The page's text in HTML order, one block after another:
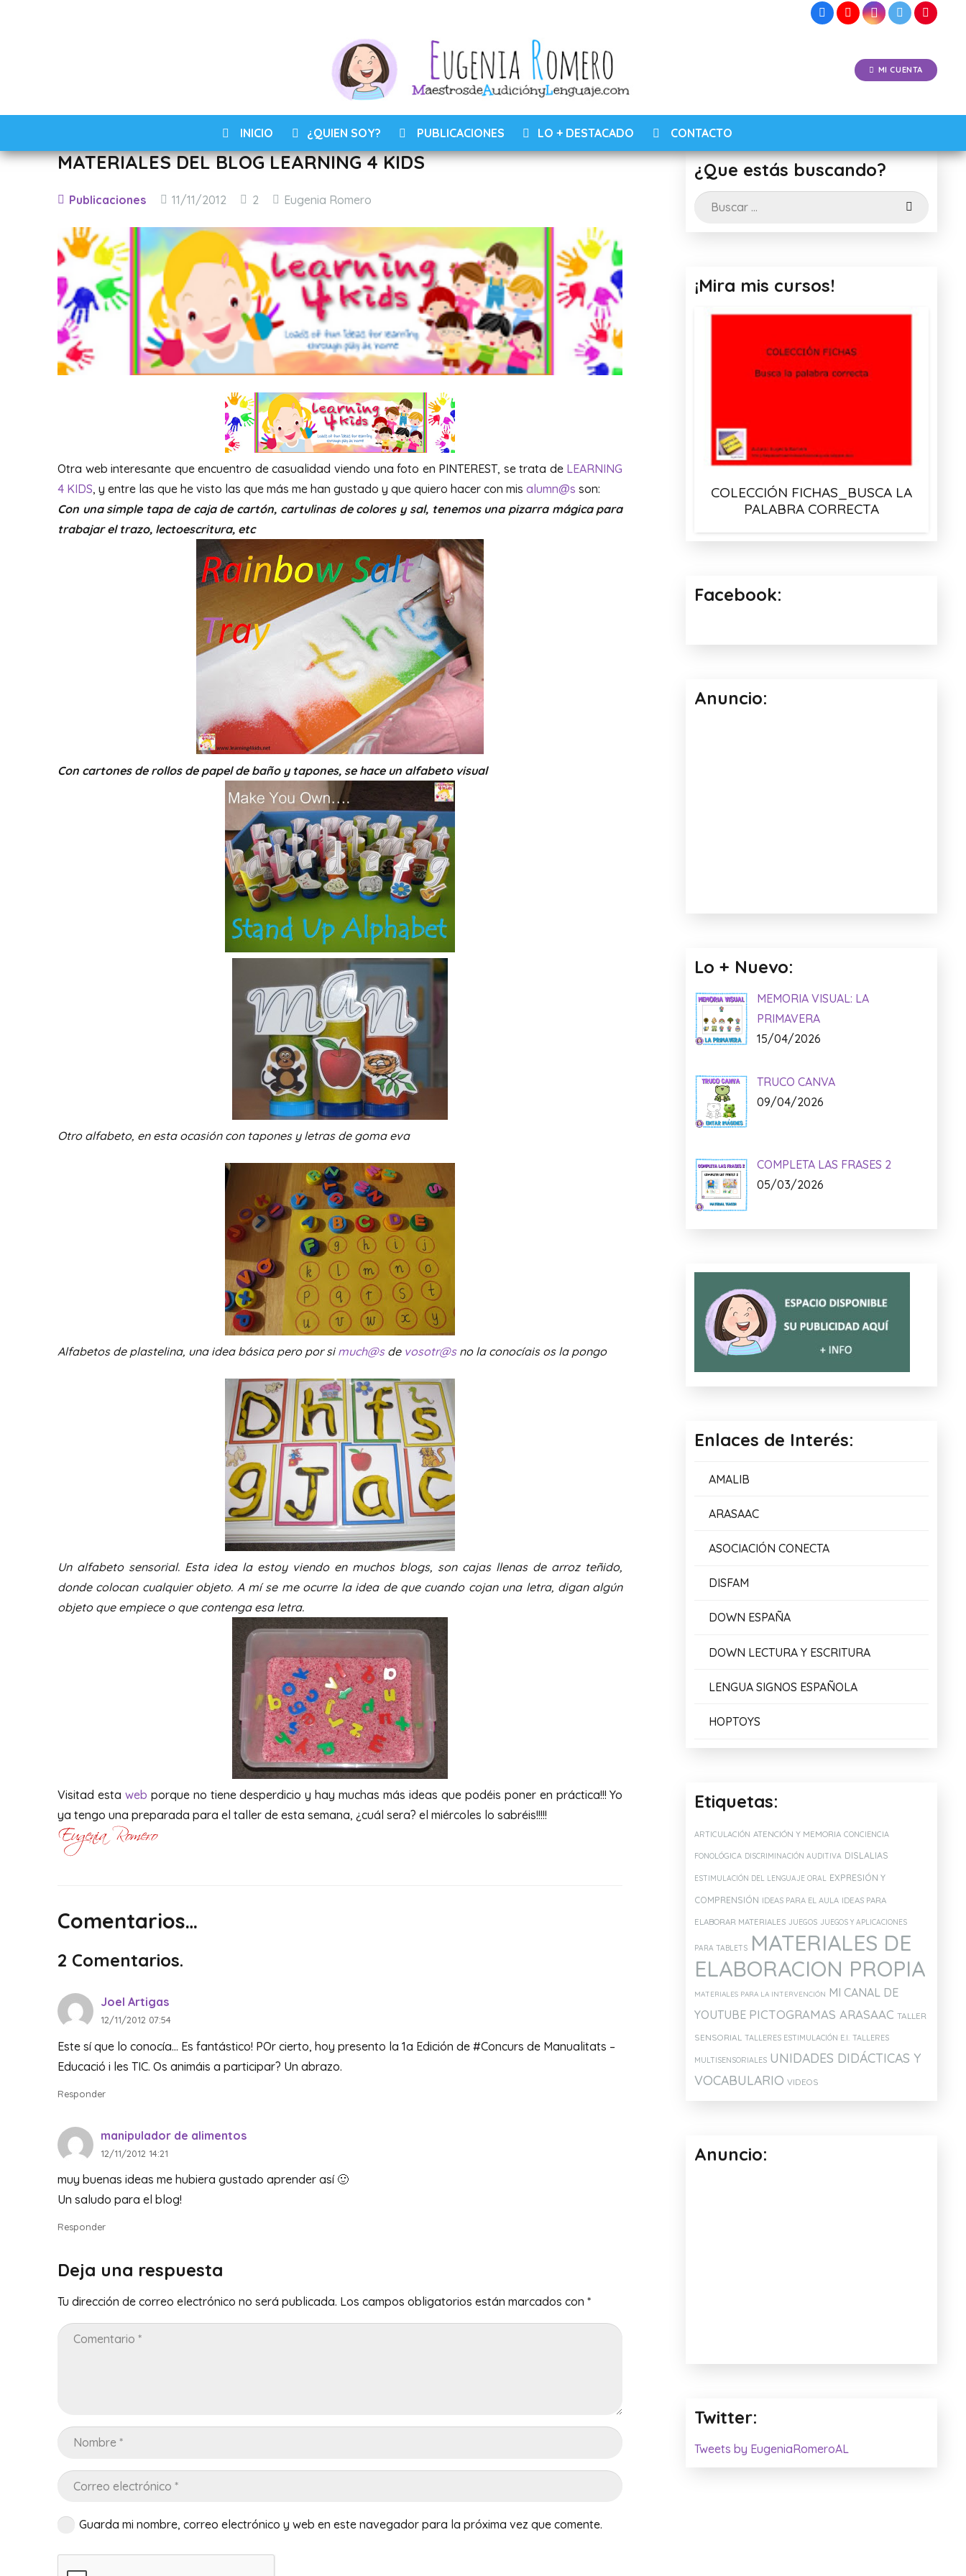
MI CUENTA
INICIO ¿QUIEN SOY? PUBLICACIONES LO + DESTACADO CONTACTO
MATERIALES DEL BLOG LEARNING 4 KIDS
Publicaciones 11/11/2012 2Comentarios
Eugenia Romero
Otra web interesante que encuentro de casualidad viendo una foto en PINTEREST, se trata de LEARNING
4 KIDS, y entre las que he visto las que más me han gustado y que quiero hacer con mis alumn@s son:
Con una simple tapa de caja de cartón, cartulinas de colores y sal, tenemos una pizarra mágica para
trabajar el trazo, lectoescritura, etc
Con cartones de rollos de papel de baño y tapones, se hace un alfabeto visual
Otro alfabeto, en esta ocasión con tapones y letras de goma eva
Alfabetos de plastelina, una idea básica pero por si much@sde vosotr@sno la conocíais os la pongo
Un alfabeto sensorial. Esta idea la estoy viendo en muchos blogs, son cajas llenas de arroz teñido,
donde colocan cualquier objeto. A mí se me ocurre la idea de que cuando cojan una letra, digan algún
objeto que empiece o que contenga esa letra.
Visitad esta web porque no tiene desperdicio y hay muchas más ideas que podéis poner en práctica!!! Yo
ya tengo una preparada para el taller de esta semana, ¿cuál sera? el miércoles lo sabréis!!!!!
Comentarios…
2 Comentarios.
Joel Artigas
12/11/2012 07:54
Este sí que lo conocía… Es fantástico! POr cierto, hoy presento la 1a Edición de #Concurs de Manualitats –
Educació i les TIC. Os animáis a participar? Un abrazo.
Responder
manipulador de alimentos
12/11/2012 14:21
muy buenas ideas me hubiera gustado aprender así 🙂
Un saludo para el blog!
Responder
Deja una respuesta
Tu dirección de correo electrónico no será publicada. Los campos obligatorios están marcados con *
Guarda mi nombre, correo electrónico y web en este navegador para la próxima vez que comente.
¿Que estás buscando?
Buscar:
¡Mira mis cursos!
COLECCIÓN FICHAS_BUSCA LA
PALABRA CORRECTA
Facebook:
Anuncio:
Lo + Nuevo:
MEMORIA VISUAL: LA
PRIMAVERA
15/04/2026
TRUCO CANVA
09/04/2026
COMPLETA LAS FRASES 2
05/03/2026
Enlaces de Interés:
AMALIB
ARASAAC
ASOCIACIÓN CONECTA
DISFAM
DOWN ESPAÑA
DOWN LECTURA Y ESCRITURA
LENGUA SIGNOS ESPAÑOLA
HOPTOYS
Etiquetas:
ARTICULACIÓN ATENCIÓN Y MEMORIA CONCIENCIA
FONOLÓGICA DISCRIMINACIÓN AUDITIVA DISLALIAS
ESTIMULACIÓN DEL LENGUAJE ORAL EXPRESIÓN Y
COMPRENSIÓN IDEAS PARA EL AULA IDEAS PARA
ELABORAR MATERIALES JUEGOS JUEGOS Y APLICACIONES
PARA TABLETS MATERIALES DE
ELABORACION PROPIA
MATERIALES PARA LA INTERVENCIÓN MI CANAL DE
YOUTUBE PICTOGRAMAS ARASAAC TALLER
SENSORIAL
TALLERES ESTIMULACIÓN E.I. TALLERES
MULTISENSORIALES UNIDADES DIDÁCTICAS Y
VOCABULARIO VIDEOS
Anuncio:
Twitter:
Tweets by EugeniaRomeroAL